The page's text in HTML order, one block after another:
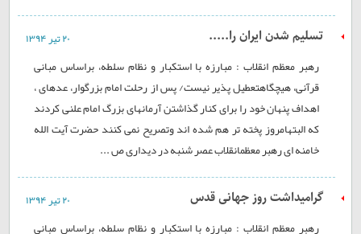
تسلیم شدن ایران را..... ۲۰ تير ۱۳۹۴
رهبر معظم انقلاب : مبارزه با استکبار و نظام سلطه، براساس مبانی
قرآنی، هیچگاهتعطیل پذیر نیست/ پس از رحلت امام بزرگوار، عدهای ،
اهداف پنهان خود را برای کنار گذاشتن آرمانهای بزرگ امام علنی کردند
که البتهامروز پخته تر هم شده اند وتصریح نمی کنند حضرت آیت الله
خامنه ای رهبر معظمانقلاب عصر شنبه در دیداری ص ...
گرامیداشت روز جهانی قدس ۲۰ تير ۱۳۹۴
رهبر معظم انقلاب : مبارزه با استکبار و نظام سلطه، براساس مبانی